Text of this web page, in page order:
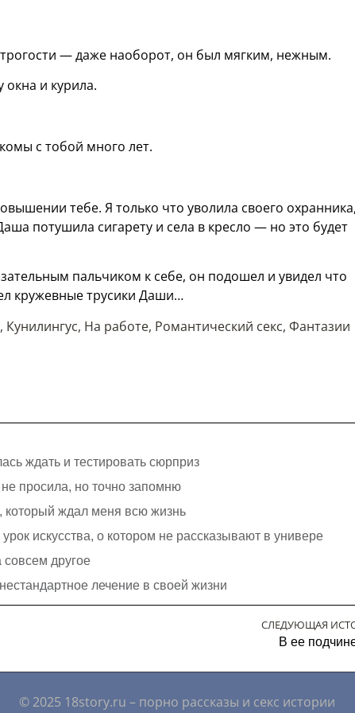
— даже наоборот, он был мягким, нежным.
и курила.
с тобой много лет.
тебе. Я только что уволила своего
потушила сигарету и села в кресло — но это будет
пальчиком к себе, он подошел и увидел что
кружевные трусики Даши…
, Кунилингус, На работе, Романтический секс, Фантазии
ждать и тестировать сюрприз
просила, но точно запомню
который ждал меня всю жизнь
искусства, о котором не рассказывают в универе
совсем другое
лечение в своей жизни
СЛЕДУЮЩАЯ
В ее
© 2025 18story.ru – порно рассказы и секс истории